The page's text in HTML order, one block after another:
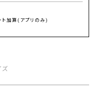
ト加算(アプリのみ)
ズ